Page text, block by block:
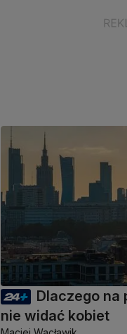
Dlaczego na
nie widać kobiet